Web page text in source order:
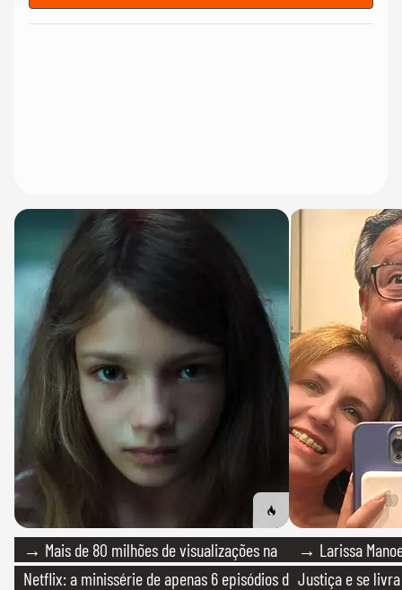
→ Mais de 80 milhões de visualizações na
Netflix: a minissérie de apenas 6 episódios de
→ Larissa
Justiça e se